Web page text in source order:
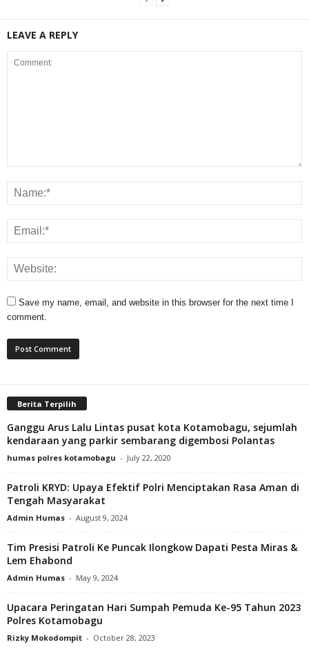
LEAVE A REPLY
Save my name, email, and website in this browser for the next time I
comment.
Berita Terpilih
Ganggu Arus Lalu Lintas pusat kota Kotamobagu, sejumlah
kendaraan yang parkir sembarang digembosi Polantas
humas polres kotamobagu - July 22, 2020
Patroli KRYD: Upaya Efektif Polri Menciptakan Rasa Aman di
Tengah Masyarakat
Admin Humas - August 9, 2024
Tim Presisi Patroli Ke Puncak Ilongkow Dapati Pesta Miras &
Lem Ehabond
Admin Humas - May 9, 2024
Upacara Peringatan Hari Sumpah Pemuda Ke-95 Tahun 2023
Polres Kotamobagu
Rizky Mokodompit - October 28, 2023